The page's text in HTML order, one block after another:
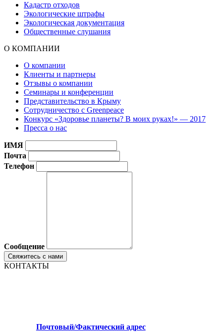
Кадастр отходов
Экологические штрафы
Экологическая документация
Общественные слушания
О КОМПАНИИ
О компании
Клиенты и партнеры
Отзывы о компании
Семинары и конференции
Представительство в Крыму
Сотрудничество с Greenpeace
Конкурс «Здоровье планеты? В моих руках!» — 2017
Пресса о нас
ИМЯ
Почта
Телефон
Сообщение
КОНТАКТЫ
Почтовый/Фактический адрес